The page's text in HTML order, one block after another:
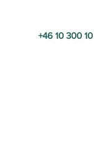
+46 10 300